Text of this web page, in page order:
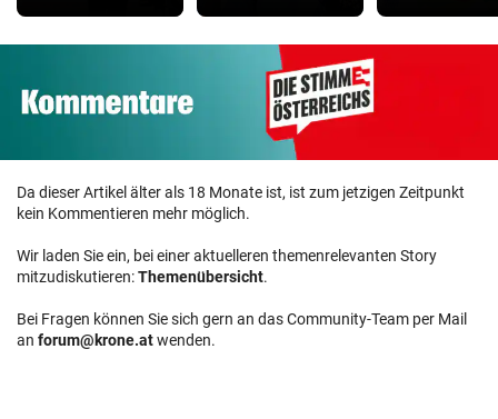
Da dieser Artikel älter als 18 Monate ist, ist zum jetzigen Zeitpunkt
kein Kommentieren mehr möglich.
Wir laden Sie ein, bei einer aktuelleren themenrelevanten Story
mitzudiskutieren:Themenübersicht.
Bei Fragen können Sie sich gern an das Community-Team per Mail
an forum@krone.atwenden.